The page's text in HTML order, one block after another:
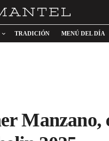
TRADICIÓN MENÚ DEL DÍA
Manzano,